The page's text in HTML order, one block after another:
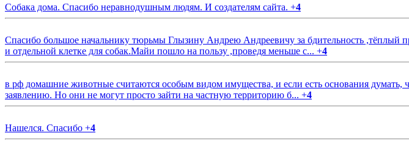
Собака дома. Спасибо неравнодушным людям. И создателям сайта. +4
Спасибо большое начальнику тюрьмы Глызину Андрею Андреевичу за бдительность
и отдельной клетке для собак.Майи пошло на пользу ,проведя меньше с... +4
в рф домашние животные считаются особым видом имущества, и если есть основания думать,
заявлению. Но они не могут просто зайти на частную территорию б... +4
Нашелся. Спасибо +4